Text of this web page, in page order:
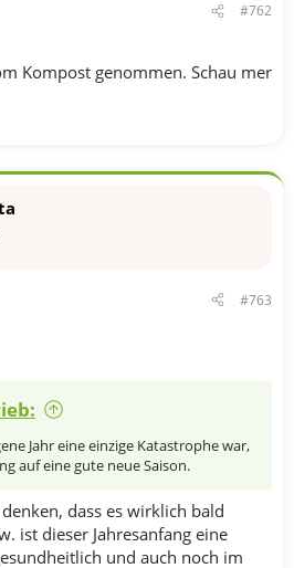
#762
Kompost genommen. Schau mer
#763
Jahr eine einzige Katastrophe war,
auf eine gute neue Saison.
dass es wirklich bald
ist dieser Jahresanfang eine
und auch noch im